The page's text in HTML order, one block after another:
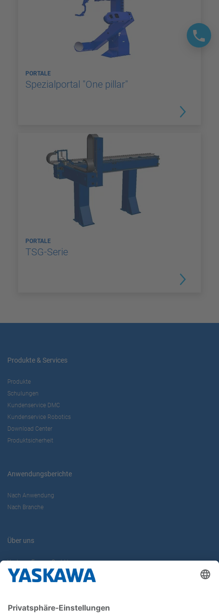
PORTALE
Spezialportal "One pillar"
PORTALE
TSG-Serie
Produkte & Services
Produkte
Schulungen
Kundenservice DMC
Kundenservice Robotics
Download Center
Produktsicherheit
Anwendungsberichte
Nach Anwendung
Nach Branche
Über uns
Yaskawa Europe GmbH
Karriere
Newsletter